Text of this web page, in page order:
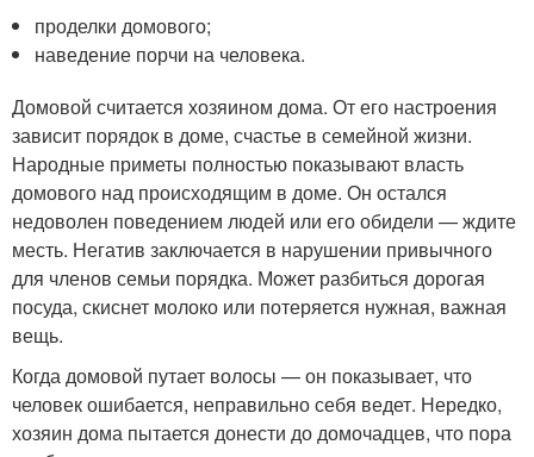
проделки домового;
наведение порчи на человека.
Домовой считается хозяином дома. От его настроения
зависит порядок в доме, счастье в семейной жизни.
Народные приметы полностью показывают власть
домового над происходящим в доме. Он остался
недоволен поведением людей или его обидели — ждите
месть. Негатив заключается в нарушении привычного
для членов семьи порядка. Может разбиться дорогая
посуда, скиснет молоко или потеряется нужная, важная
вещь.
Когда домовой путает волосы — он показывает, что
человек ошибается, неправильно себя ведет. Нередко,
хозяин дома пытается донести до домочадцев, что пора